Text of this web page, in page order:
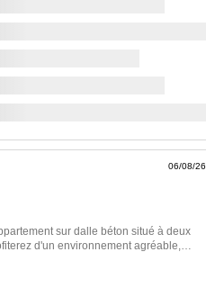
sur dalle béton situé à deux
d'un environnement agréable,
pour une famille ou un premier
06/08/26